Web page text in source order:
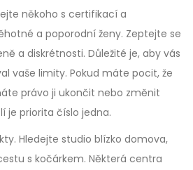
někoho s certifikací a
a poporodní ženy. Zeptejte se
a diskrétnosti. Důležité je, aby vás
vaše limity. Pokud máte pocit, že
právo ji ukončit nebo změnit
je priorita číslo jedna.
Hledejte studio blízko domova,
s kočárkem. Některá centra